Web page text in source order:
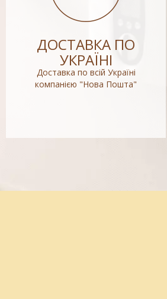
ДОСТАВКА ПО
УКРАЇНІ
Доставка по всій Україні
компанією "Нова Пошта"